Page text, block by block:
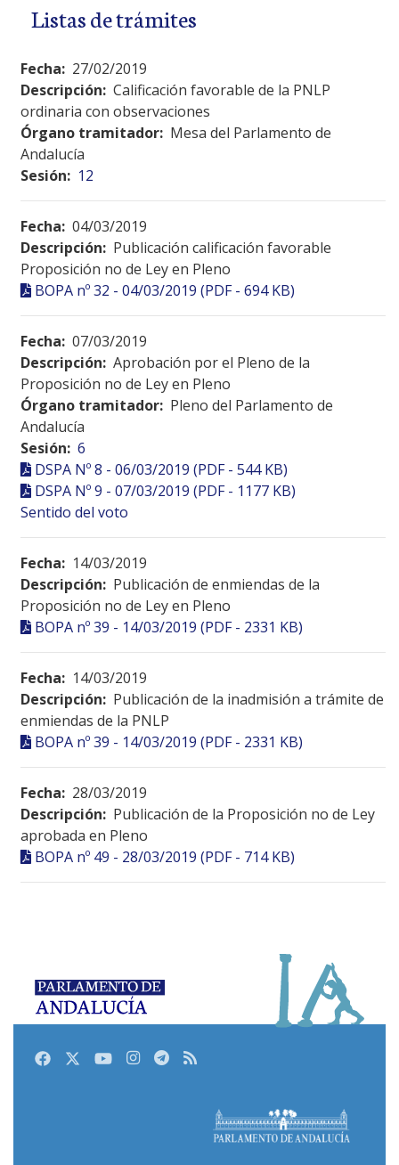
Listas de trámites
Fecha: 27/02/2019
Descripción: Calificación favorable de la PNLP
ordinaria con observaciones
Órgano tramitador: Mesa del Parlamento de
Andalucía
Sesión: 12
Fecha: 04/03/2019
Descripción: Publicación calificación favorable
Proposición no de Ley en Pleno
BOPA nº 32 - 04/03/2019 (PDF - 694 KB)
Fecha: 07/03/2019
Descripción: Aprobación por el Pleno de la
Proposición no de Ley en Pleno
Órgano tramitador: Pleno del Parlamento de
Andalucía
Sesión: 6
DSPA Nº 8 - 06/03/2019 (PDF - 544 KB)
DSPA Nº 9 - 07/03/2019 (PDF - 1177 KB)
Sentido del voto
Fecha: 14/03/2019
Descripción: Publicación de enmiendas de la
Proposición no de Ley en Pleno
BOPA nº 39 - 14/03/2019 (PDF - 2331 KB)
Fecha: 14/03/2019
Descripción: Publicación de la inadmisión a trámite de
enmiendas de la PNLP
BOPA nº 39 - 14/03/2019 (PDF - 2331 KB)
Fecha: 28/03/2019
Descripción: Publicación de la Proposición no de Ley
aprobada en Pleno
BOPA nº 49 - 28/03/2019 (PDF - 714 KB)
FacebookTwitterYoutubeInstagram
Telegram
RSS